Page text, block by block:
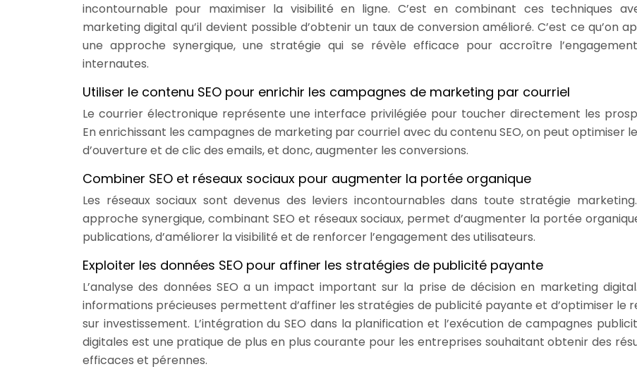
incontournable pour maximiser la visibilité en ligne. C’est en combinant ces techniques
marketing digital qu’il devient possible d’obtenir un taux de conversion amélioré. C’est ce qu’on
une approche synergique, une stratégie qui se révèle efficace pour accroître
internautes.
Utiliser le contenu SEO pour enrichir les campagnes de marketing par courriel
Le courrier électronique représente une interface privilégiée pour toucher directement les
En enrichissant les campagnes de marketing par courriel avec du contenu SEO, on peut optimiser
d’ouverture et de clic des emails, et donc, augmenter les conversions.
Combiner SEO et réseaux sociaux pour augmenter la portée organique
Les réseaux sociaux sont devenus des leviers incontournables dans toute stratégie
approche synergique, combinant SEO et réseaux sociaux, permet d’augmenter la portée
publications, d’améliorer la visibilité et de renforcer l’engagement des utilisateurs.
Exploiter les données SEO pour affiner les stratégies de publicité payante
L’analyse des données SEO a un impact important sur la prise de décision en marketing
informations précieuses permettent d’affiner les stratégies de publicité payante et d’optimiser le
sur investissement. L’intégration du SEO dans la planification et l’exécution de campagnes
digitales est une pratique de plus en plus courante pour les entreprises souhaitant obtenir des
efficaces et pérennes.